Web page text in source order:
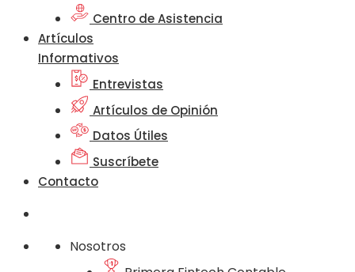
Centro de Asistencia
Artículos
Informativos
Entrevistas
Artículos de Opinión
Datos Útiles
Suscríbete
Contacto
Nosotros